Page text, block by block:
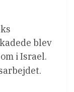
blev
i Israel.